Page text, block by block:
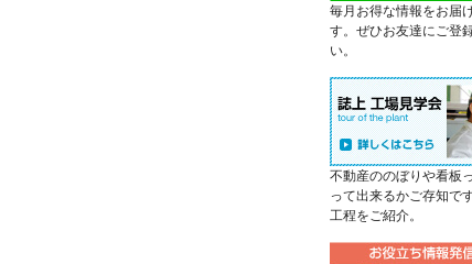
毎月お得な情報をお届
す。ぜひお友達にご登
い。
不動産ののぼりや看板
って出来るかご存知で
工程をご紹介。